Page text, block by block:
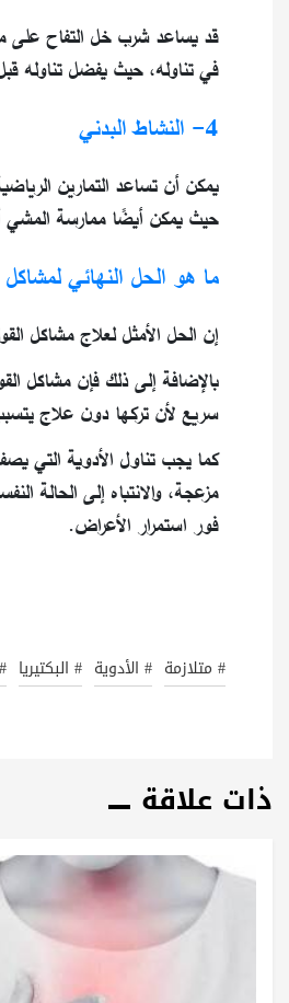
قد يساعد شرب خل التفاح على
في تناوله، حيث يفضل تناوله
4- النشاط البدني
يمكن أن تساعد التمارين
حيث يمكن أيضًا ممارسة المشي
ما هو الحل النهائي لمشاكل
إن الحل الأمثل لعلاج مشاكل
بالإضافة إلى ذلك فإن مشاكل
سريع لأن تركها دون علاج
كما يجب تناول الأدوية التي
مزعجة، والانتباه إلى الحالة
فور استمرار الأعراض.
# متلازمة # الأدوية # البكتيريا
ذات علاقة